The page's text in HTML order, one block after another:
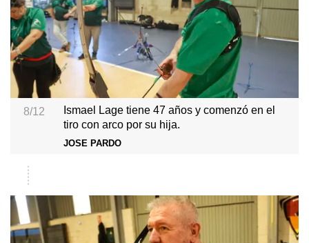
8/12
Ismael Lage tiene 47 años y comenzó en el
tiro con arco por su hija.
JOSE PARDO